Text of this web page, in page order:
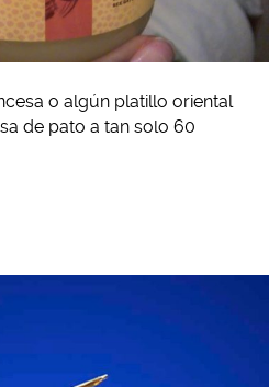
o algún platillo oriental
de pato a tan solo 60